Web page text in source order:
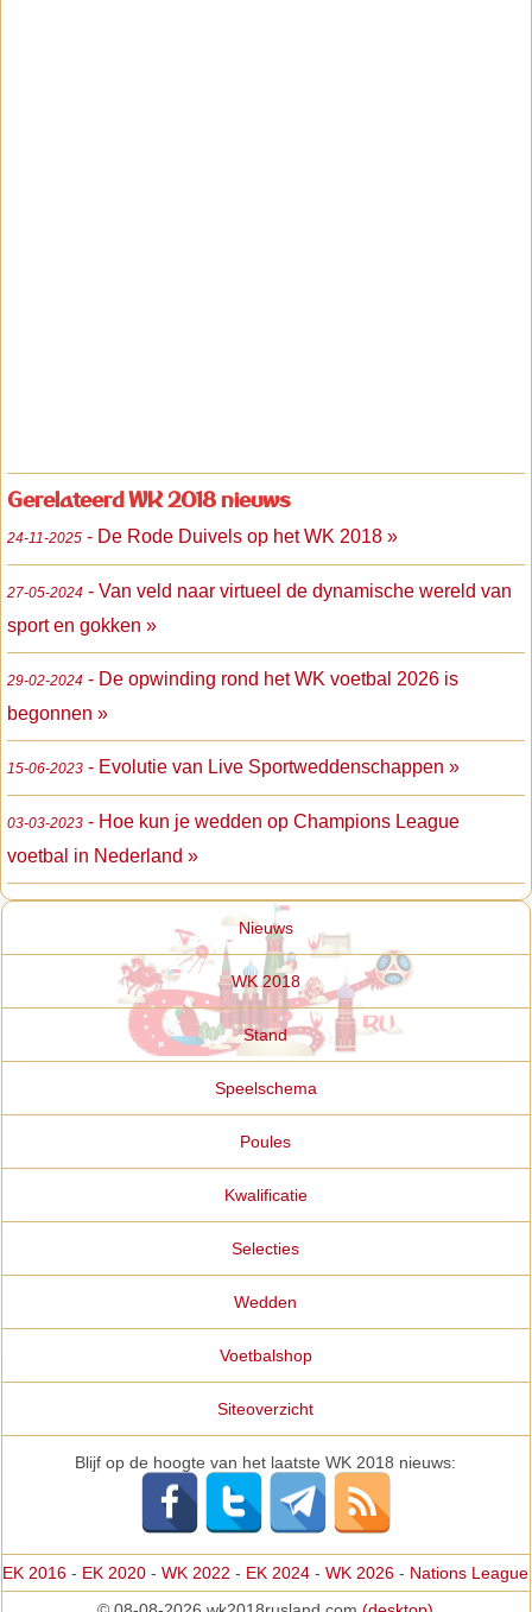
Gerelateerd WK 2018 nieuws
24-11-2025 - De Rode Duivels op het WK 2018 »
27-05-2024 - Van veld naar virtueel de dynamische wereld van
sport en gokken »
29-02-2024 - De opwinding rond het WK voetbal 2026 is
begonnen »
15-06-2023 - Evolutie van Live Sportweddenschappen »
03-03-2023 - Hoe kun je wedden op Champions League
voetbal in Nederland »
Nieuws
WK 2018
Stand
Speelschema
Poules
Kwalificatie
Selecties
Wedden
Voetbalshop
Siteoverzicht
Blijf op de hoogte van het laatste WK 2018 nieuws:
EK 2016 - EK 2020 -WK 2022 - EK 2024 -WK 2026 - Nations League